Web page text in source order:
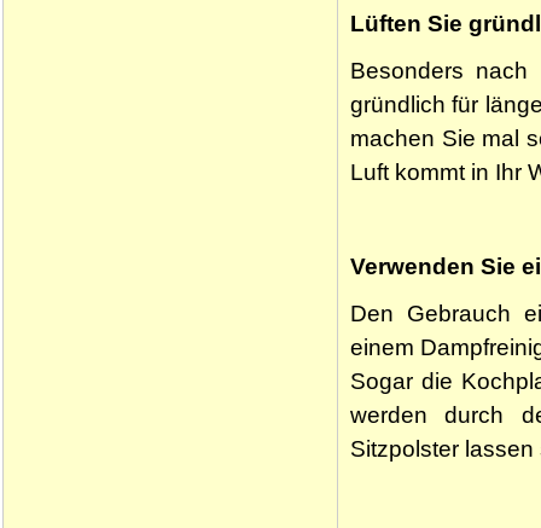
Lüften Sie
Besonders
gründlich für
machen Sie mal
Luft kommt in Ihr
Verwenden Sie
Den Gebrauch
einem
Sogar die
werden durch
Sitzpolster